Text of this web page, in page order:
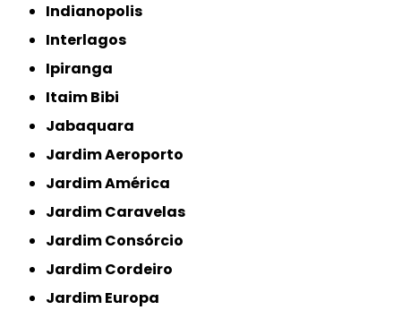
Indianopolis
Interlagos
Ipiranga
Itaim Bibi
Jabaquara
Jardim Aeroporto
Jardim América
Jardim Caravelas
Jardim Consórcio
Jardim Cordeiro
Jardim Europa